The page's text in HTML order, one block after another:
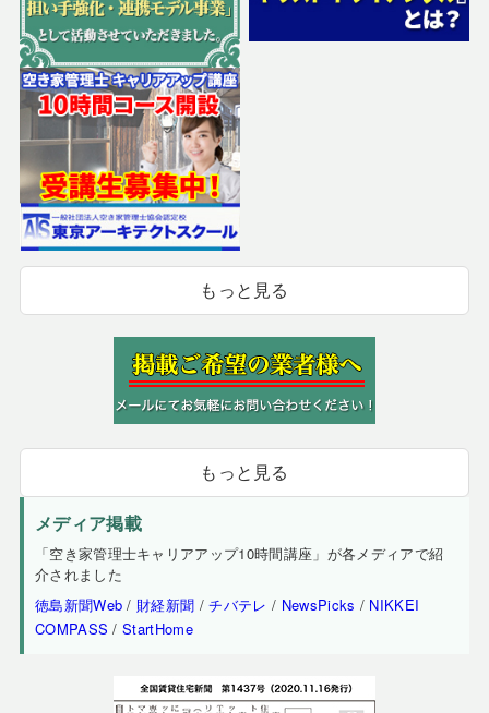
もっと見る
もっと見る
メディア掲載
「空き家管理士キャリアアップ10時間講座」が各メディアで紹
介されました
徳島新聞Web / 財経新聞 /チバテレ / NewsPicks / NIKKEI
COMPASS /StartHome